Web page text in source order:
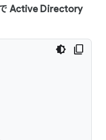
リ秒）",
Active Directory